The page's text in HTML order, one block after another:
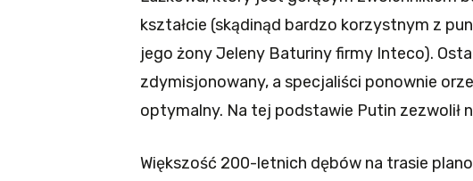
kształcie (skądinąd bardzo korzystnym z
jego żony Jeleny Baturiny firmy Inteco).
zdymisjonowany, a specjaliści ponownie
optymalny. Na tej podstawie Putin zezwolił
Większość 200-letnich dębów na trasie